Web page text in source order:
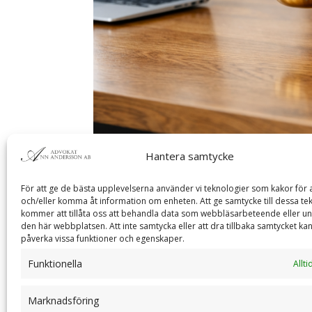
Hantera samtycke
För att ge de bästa upplevelserna använder vi teknologier som kakor för
och/eller komma åt information om enheten. Att ge samtycke till dessa
kommer att tillåta oss att behandla data som webbläsarbeteende eller
den här webbplatsen. Att inte samtycka eller att dra tillbaka samtycket
påverka vissa funktioner och egenskaper.
Funktionella
Marknadsföring
Välkommen Maria!
avsuperadmin|maj 13, 2026|
Under maj månad har Maria Fredriksson börjat